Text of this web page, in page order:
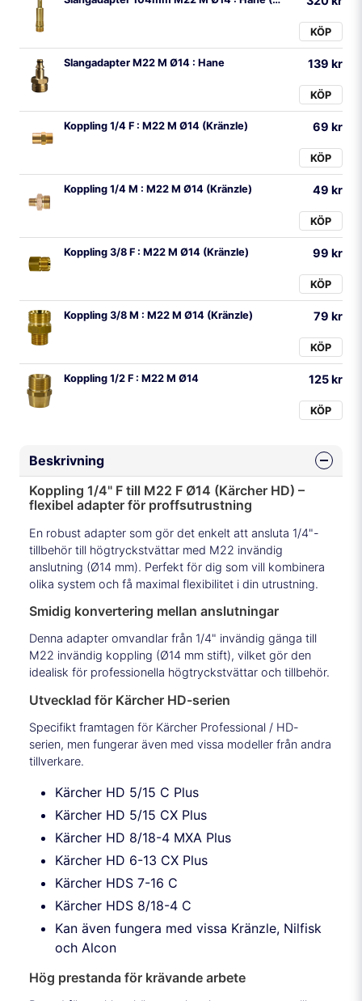
KÖP
Slangadapter M22 M Ø14 : Hane 139 kr
KÖP
Koppling 1/4 F : M22 M Ø14 (Kränzle) 69 kr
KÖP
Koppling 1/4 M : M22 M Ø14 (Kränzle) 49 kr
KÖP
Koppling 3/8 F : M22 M Ø14 (Kränzle) 99 kr
KÖP
Koppling 3/8 M : M22 M Ø14 (Kränzle) 79 kr
KÖP
Koppling 1/2 F : M22 M Ø14 125 kr
KÖP
Beskrivning
Koppling 1/4" F till M22 F Ø14 (Kärcher HD) –
flexibel adapter för proffsutrustning
En robust adapter som gör det enkelt att ansluta 1/4"-
tillbehör till högtryckstvättar med M22 invändig
anslutning (Ø14 mm). Perfekt för dig som vill kombinera
olika system och få maximal flexibilitet i din utrustning.
Smidig konvertering mellan anslutningar
Denna adapter omvandlar från 1/4" invändig gänga till
M22 invändig koppling (Ø14 mm stift), vilket gör den
idealisk för professionella högtryckstvättar och tillbehör.
Utvecklad för Kärcher HD-serien
Specifikt framtagen för Kärcher Professional / HD-
serien, men fungerar även med vissa modeller från andra
tillverkare.
Kärcher HD 5/15 C Plus
Kärcher HD 5/15 CX Plus
Kärcher HD 8/18-4 MXA Plus
Kärcher HD 6-13 CX Plus
Kärcher HDS 7-16 C
Kärcher HDS 8/18-4 C
Kan även fungera med vissa Kränzle, Nilfisk
och Alcon
Hög prestanda för krävande arbete